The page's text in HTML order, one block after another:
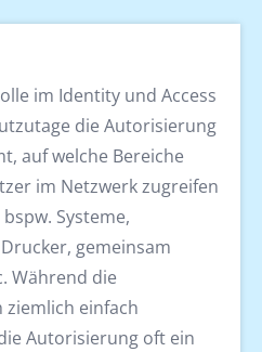
im Identity und Access
die Autorisierung
auf welche Bereiche
im Netzwerk zugreifen
Systeme,
gemeinsam
Während die
einfach
Autorisierung oft ein